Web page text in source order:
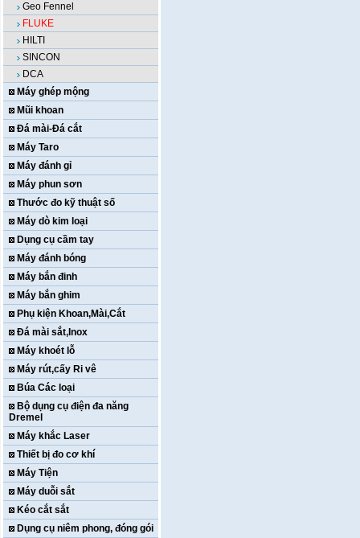
Geo Fennel
FLUKE
HILTI
SINCON
DCA
Máy ghép mộng
Mũi khoan
Đá mài-Đá cắt
Máy Taro
Máy đánh gỉ
Máy phun sơn
Thước đo kỹ thuật số
Máy dò kim loại
Dụng cụ cầm tay
Máy đánh bóng
Máy bắn đinh
Máy bắn ghim
Phụ kiện Khoan,Mài,Cắt
Đá mài sắt,Inox
Máy khoét lỗ
Máy rút,cấy Ri vê
Búa Các loại
Bộ dụng cụ điện đa năng
Dremel
Máy khắc Laser
Thiết bị đo cơ khí
Máy Tiện
Máy duỗi sắt
Kéo cắt sắt
Dụng cụ niêm phong, đóng gói